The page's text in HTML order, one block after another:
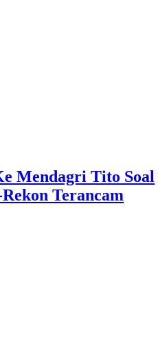
Mendagri Tito Soal
Terancam